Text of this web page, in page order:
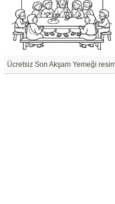
Ücretsiz Son Akşam Yemeği